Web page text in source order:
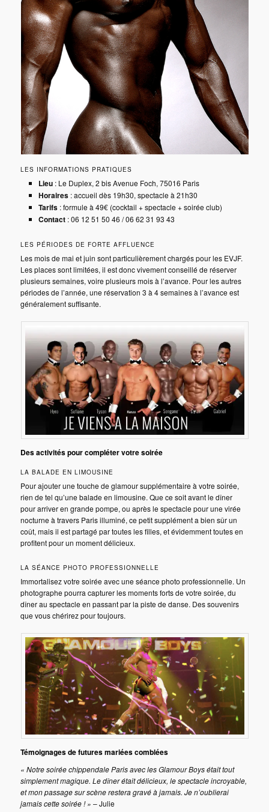
LES INFORMATIONS PRATIQUES
Lieu : Le Duplex, 2 bis Avenue Foch, 75016 Paris
Horaires : accueil dès 19h30, spectacle à 21h30
Tarifs : formule à 49€ (cocktail + spectacle + soirée club)
Contact : 06 12 51 50 46 / 06 62 31 93 43
LES PÉRIODES DE FORTE AFFLUENCE
Les mois de mai et juin sont particulièrement chargés pour les EVJF.
Les places sont limitées, il est donc vivement conseillé de réserver
plusieurs semaines, voire plusieurs mois à l’avance. Pour les autres
périodes de l’année, une réservation 3 à 4 semaines à l’avance est
généralement suffisante.
Des activités pour compléter votre soirée
LA BALADE EN LIMOUSINE
Pour ajouter une touche de glamour supplémentaire à votre soirée,
rien de tel qu’une balade en limousine. Que ce soit avant le dîner
pour arriver en grande pompe, ou après le spectacle pour une virée
nocturne à travers Paris illuminé, ce petit supplément a bien sûr un
coût, mais il est partagé par toutes les filles, et évidemment toutes en
profitent pour un moment délicieux.
LA SÉANCE PHOTO PROFESSIONNELLE
Immortalisez votre soirée avec une séance photo professionnelle. Un
photographe pourra capturer les moments forts de votre soirée, du
dîner au spectacle en passant par la piste de danse. Des souvenirs
que vous chérirez pour toujours.
Témoignages de futures mariées comblées
« Notre soirée chippendale Paris avec les Glamour Boys était tout
simplement magique. Le dîner était délicieux, le spectacle incroyable,
et mon passage sur scène restera gravé à jamais. Je n’oublierai
jamais cette soirée ! » – Julie